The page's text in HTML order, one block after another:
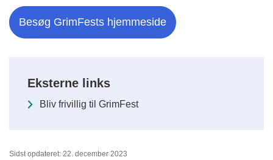
Besøg GrimFests hjemmeside
Eksterne links
Bliv frivillig til GrimFest
Sidst opdateret: 22. december 2023